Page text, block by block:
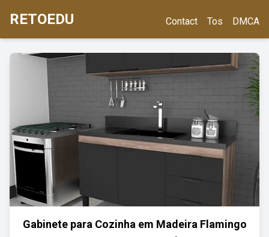
RETOEDU Contact Tos DMCA
Gabinete para Cozinha em Madeira Flamingo